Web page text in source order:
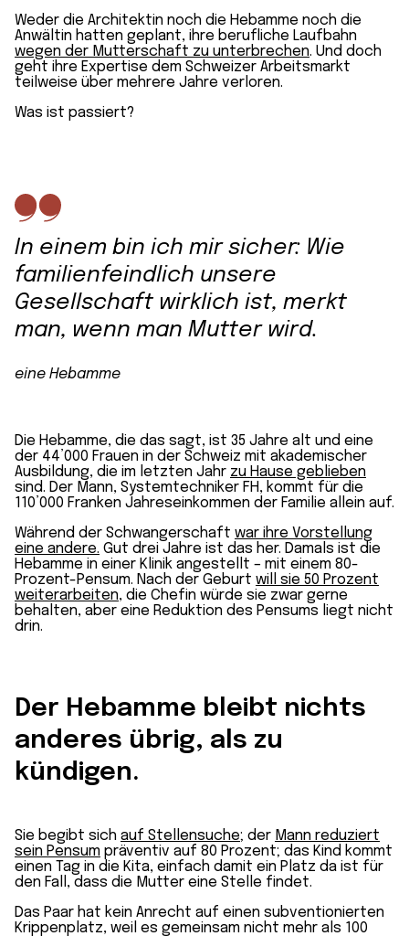
Weder die Architektin noch die Hebamme noch die
Anwältin hatten geplant, ihre berufliche Lauf­bahn
wegen der Mutterschaft zu unterbrechen. Und doch
geht ihre Expertise dem Schweizer Arbeits­markt
teilweise über mehrere Jahre verloren.
Was ist passiert?
In einem bin ich mir sicher: Wie
familien­feindlich unsere
Gesellschaft wirklich ist, merkt
man, wenn man Mutter wird.
eine Hebamme
Die Hebamme, die das sagt, ist 35 Jahre alt und eine
der 44’000 Frauen in der Schweiz mit akademischer
Ausbildung, die im letzten Jahr zu Hause geblieben
sind. Der Mann, System­techniker FH, kommt für die
110’000 Franken Jahres­einkommen der Familie allein auf.
Während der Schwangerschaft war ihre Vorstellung
eine andere. Gut drei Jahre ist das her. Damals ist die
Hebamme in einer Klinik angestellt – mit einem 80-
Prozent-Pensum. Nach der Geburt will sie 50 Prozent
weiter­arbeiten, die Chefin würde sie zwar gerne
behalten, aber eine Reduktion des Pensums liegt nicht
drin.
Der Hebamme bleibt nichts
anderes übrig, als zu
kündigen.
Sie begibt sich auf Stellen­suche; der Mann reduziert
sein Pensum präventiv auf 80 Prozent; das Kind kommt
einen Tag in die Kita, einfach damit ein Platz da ist für
den Fall, dass die Mutter eine Stelle findet.
Das Paar hat kein Anrecht auf einen subventionierten
Krippen­platz, weil es gemeinsam nicht mehr als 100